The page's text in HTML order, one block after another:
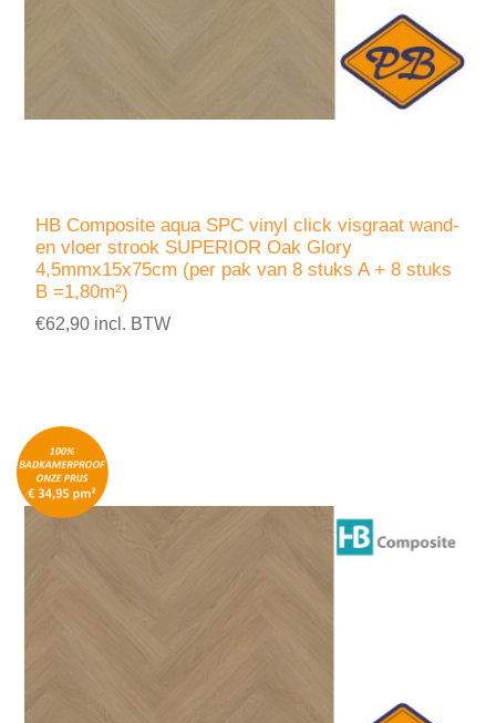
HB Composite aqua SPC vinyl click visgraat wand-
en vloer strook SUPERIOR Oak Glory
4,5mmx15x75cm (per pak van 8 stuks A + 8 stuks
B =1,80m²)
€62,90 incl. BTW